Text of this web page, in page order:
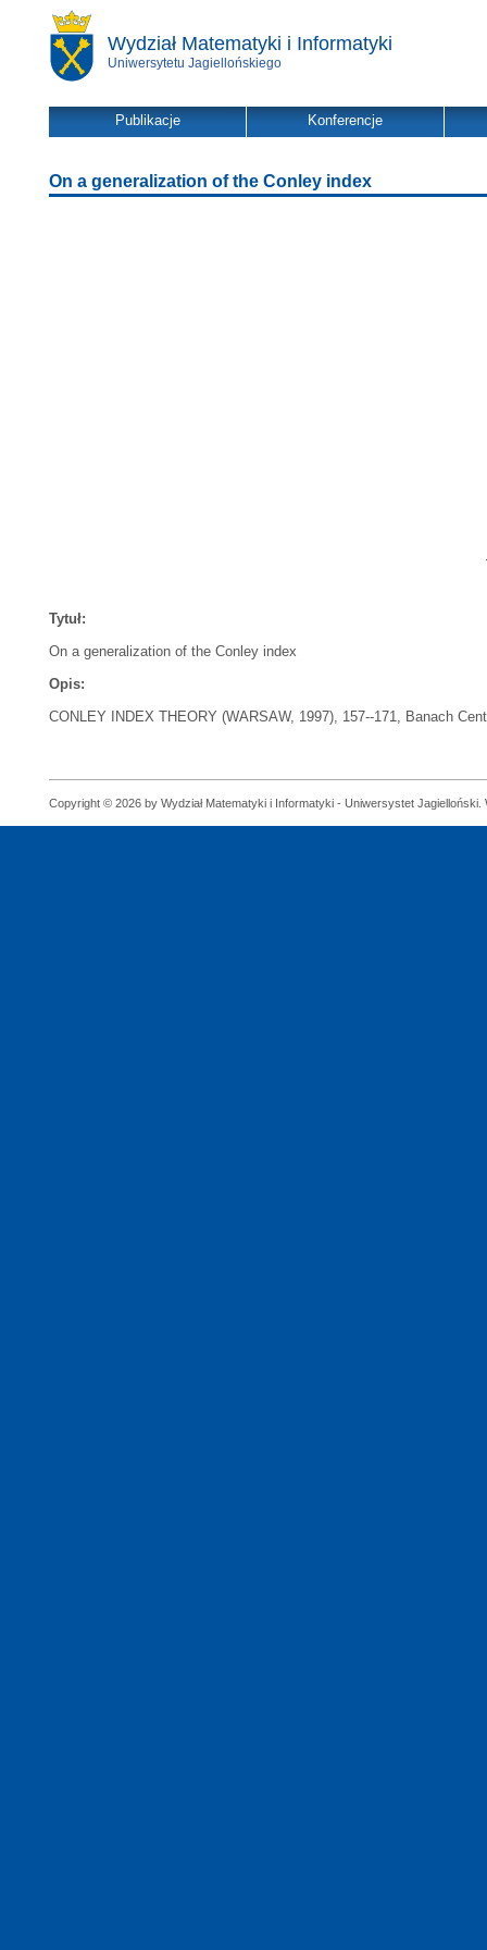
Wydział Matematyki i Informatyki
Uniwersytetu Jagiellońskiego
Publikacje Konferencje
On a generalization of the Conley index
Tytuł:
On a generalization of the Conley index
Opis:
CONLEY INDEX THEORY (WARSAW, 1997), 157--171, Banach
Copyright © 2026 by Wydział Matematyki i Informatyki - Uniwersystet